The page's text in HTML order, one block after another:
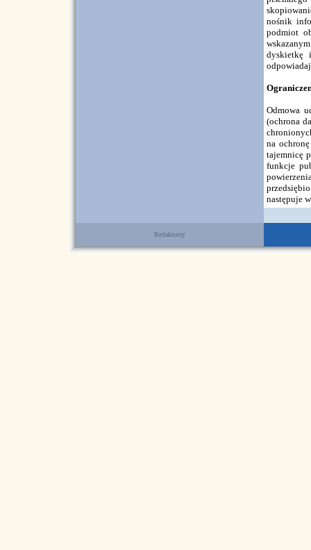
nośnik
podmiot
dyskietkę
Odmowa
(ochrona
na
tajemnicę
funkcje
następuje
Redaktorzy